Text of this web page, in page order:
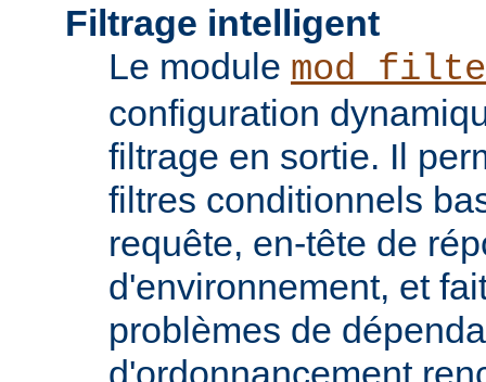
Filtrage intelligent
Le module
configuration
filtrage en sortie. Il
filtres conditionnels
requête, en-tête de
d'environnement, et
problèmes de
d'ordonnancement